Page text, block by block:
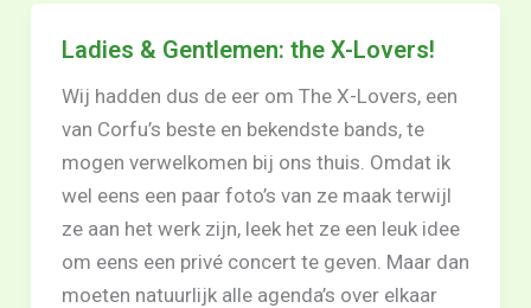
Ladies & Gentlemen: the X-Lovers!
Wij hadden dus de eer om The X-Lovers, een
van Corfu’s beste en bekendste bands, te
mogen verwelkomen bij ons thuis. Omdat ik
wel eens een paar foto’s van ze maak terwijl
ze aan het werk zijn, leek het ze een leuk idee
om eens een privé concert te geven. Maar dan
moeten natuurlijk alle agenda’s over elkaar